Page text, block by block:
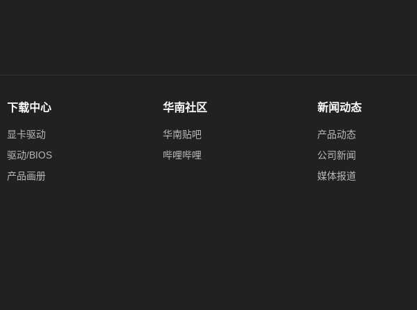
下载中心
显卡驱动
驱动/BIOS
产品画册
华南社区
华南贴吧
哔哩哔哩
新闻动态
产品动态
公司新闻
媒体报道